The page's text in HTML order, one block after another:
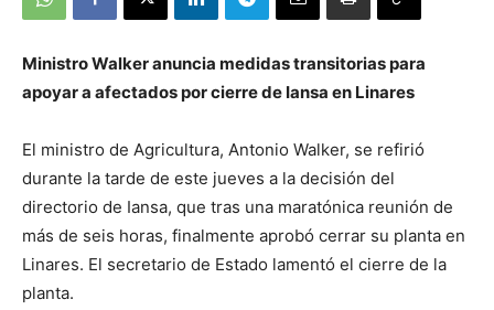
Ministro Walker anuncia medidas transitorias para
apoyar a afectados por cierre de Iansa en Linares
El ministro de Agricultura, Antonio Walker, se refirió
durante la tarde de este jueves a la decisión del
directorio de Iansa, que tras una maratónica reunión de
más de seis horas, finalmente aprobó cerrar su planta en
Linares. El secretario de Estado lamentó el cierre de la
planta.